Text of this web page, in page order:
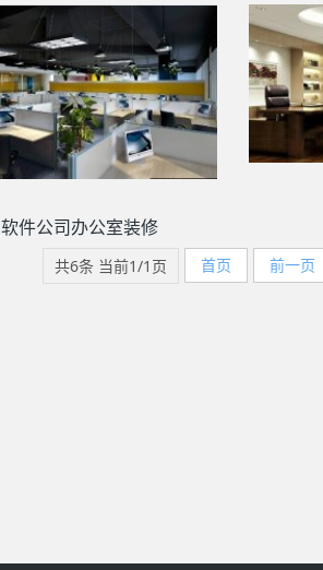
软件公司办公室装修
共6条 当前1/1页 首页 前一页